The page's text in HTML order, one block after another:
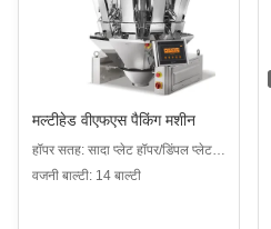
मल्टीहेड वीएफएस पैकिंग मशीन
हॉपर सतह: सादा प्लेट हॉपर/डिंपल प्लेट
हॉपर
वजनी बाल्टी: 14 बाल्टी